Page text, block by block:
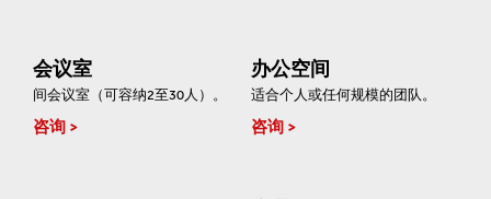
会议室
间会议室（可容纳2至30人）。
咨询
办公空间
适合个人或任何规模的团队。
咨询